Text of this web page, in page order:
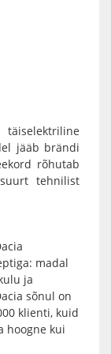
jääb brändi
rõhutab
tehnilist
madal
ja
sõnul on
klienti, kuid
hoogne kui